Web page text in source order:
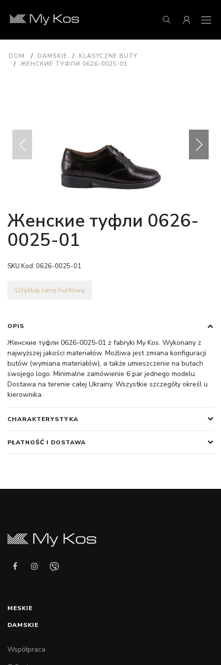
DOM DAMSKIE
KLASYCZNE BUTY
ЖЕНСКИЕ ТУФЛИ 0626-0025-01
Женские туфли 0626-
0025-01
SKU Kod: 0626-0025-01
Uzyskaj cenę hurtową
OPIS
Женские туфли 0626-0025-01 z fabryki My Kos. Wykonany z
najwyższej jakości materiałów. Możliwa jest zmiana konfiguracji
butów (wymiana materiałów), a także umieszczenie na butach
swojego logo. Minimalne zamówienie 6 par jednego modelu.
Dostawa na terenie całej Ukrainy. Wszystkie szczegóły określ u
kierownika.
CHARAKTERYSTYKA
PŁATNOŚĆ I DOSTAWA
MESKIE
DAMSKIE
Współpraca